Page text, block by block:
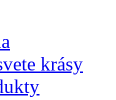
krásy